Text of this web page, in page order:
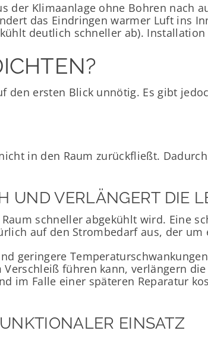
der Klimaanlage ohne Bohren nach
das Eindringen warmer Luft ins
deutlich schneller ab).
ersten Blick unnötig. Es gibt
in den Raum zurückfließt.
UND VERLÄNGERT DIE
schneller abgekühlt wird. Eine
auf den Strombedarf aus, der um
geringere
führen kann, verlängern
im Falle einer späteren Reparatur
EINSATZ